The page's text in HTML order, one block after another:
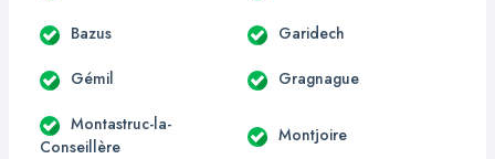
Bazus Garidech
Gémil Gragnague
Montastruc-la-
Conseillère
Montjoire